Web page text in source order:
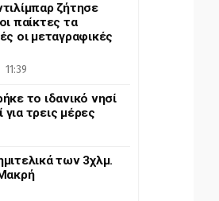
ζήτησε
παίκτες τα
οι μεταγραφικές
11:39
το ιδανικό νησί
για τρεις μέρες
των 3χλμ.